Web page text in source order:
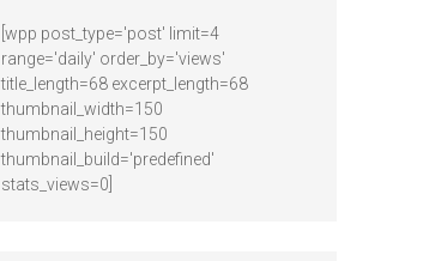
[wpp post_type='post' limit=4
range='daily' order_by='views'
title_length=68 excerpt_length=68
thumbnail_width=150
thumbnail_height=150
thumbnail_build='predefined'
stats_views=0]